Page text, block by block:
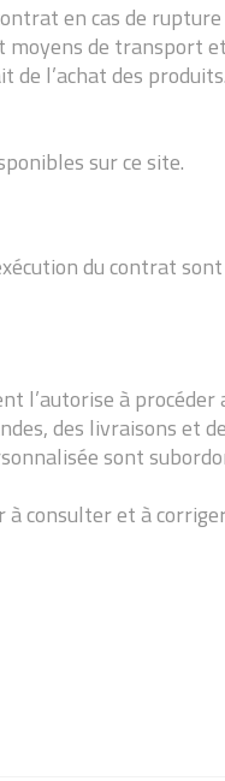
en cas de
de transport
l’achat des produits.
sur ce site.
du contrat
l’autorise à
des livraisons et
sont
consulter et à